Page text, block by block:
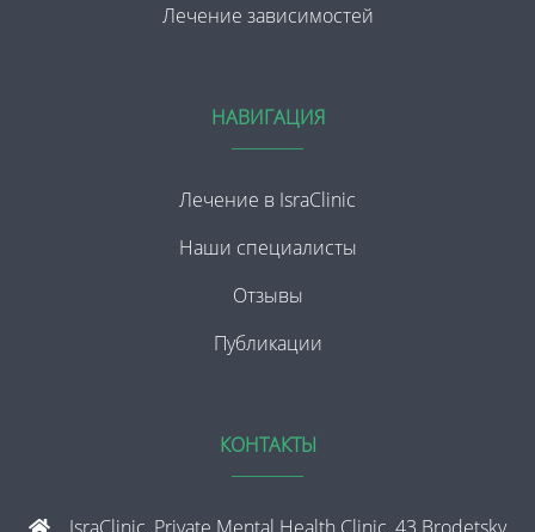
Лечение зависимостей
НАВИГАЦИЯ
Лечение в IsraClinic
Наши специалисты
Отзывы
Публикации
КОНТАКТЫ
IsraClinic, Private Mental Health Clinic, 43 Brodetsky